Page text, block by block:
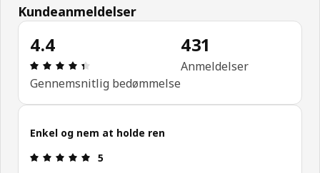
Kundeanmeldelser
4.4
Anmeldelse: 4.4 Ud af 5 Stjerner. Anmeldelser i
Gennemsnitlig bedømmelse
431
Anmeldelser
Enkel og nem at holde ren
Anmeldelse: 5 Ud af 5 Stjerner.
5